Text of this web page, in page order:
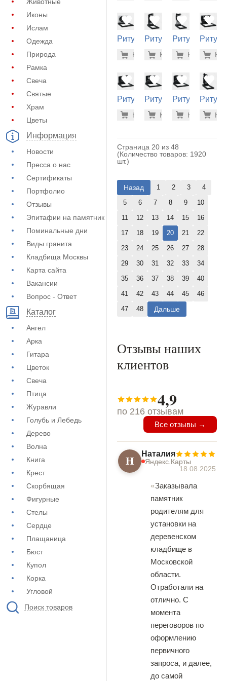
Иконы
Ислам
Одежда
Природа
Рамка
Свеча
Святые
Храм
Цветы
Информация
Новости
Пресса о нас
Сертификаты
Портфолио
Отзывы
Эпитафии на памятник
Поминальные дни
Виды гранита
Кладбища Москвы
Карта сайта
Вакансии
Вопрос - Ответ
Каталог
Ангел
Арка
Гитара
Цветок
Свеча
Птица
Журавли
Голубь и Лебедь
Дерево
Волна
Книга
Крест
Скорбящая
Фигурные
Стелы
Сердце
Плащаница
Бюст
Купол
Корка
Угловой
Поиск товаров
Ритуальный
(11-355)
-7% 40.200
Купить
Ритуальный
(10-564)
-7%
Купить
Ритуальный
(10-570)
-
Купить(11-
Ритуальный
(11-116)
-7% 40.300
Купить
Ритуальный
(11-118)
-7%
Купить
Ритуальный
(11-126)
-
Купить(10-
Страница 20 из 48
(Количество товаров: 1920
шт.)
Назад 1 2 3
4
5
6 7 8 9
10
11
12 13 14 15
16
17
18 19 20 21
22
23
24 25 26 27
28
29
30 31 32 33
34
35
36 37 38 39
40
41
42 43 44 45
46
47
48 Дальше
Отзывы наших
клиентов
4,9
по 216 отзывам
Все отзывы →
Н Наталия
Яндекс.Карты
18.08.2025
Заказывала
памятник
родителям для
установки на
деревенском
кладбище в
Московской
области.
Отработали на
отлично. С
момента
переговоров по
оформлению
первичного
запроса, и далее,
до самой